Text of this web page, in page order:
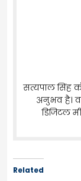
सत्यपाल सिंह
अनुभव है।
डिजिटल
Related